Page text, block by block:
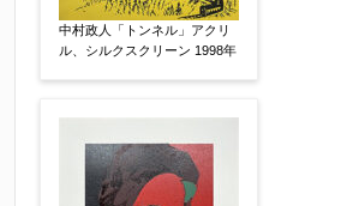
売却希望時期 【任意】
すぐに売りたい
その他
他社様の査定価格
会社名：
中村政人「トンネル」アクリ
ル、シルクスクリーン 1998年